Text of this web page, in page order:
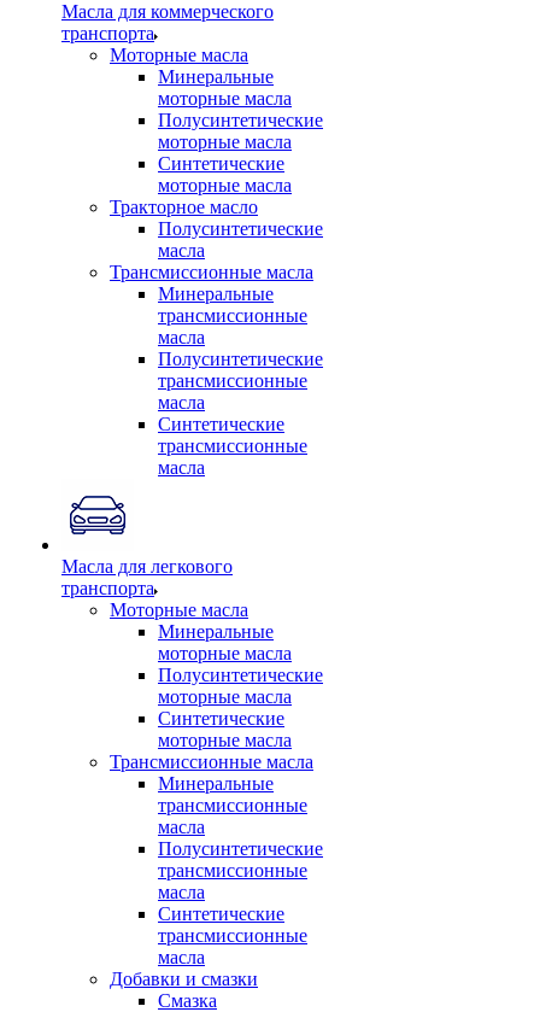
Масла для коммерческого
транспорта
Моторные масла
Минеральные
моторные масла
Полусинтетические
моторные масла
Синтетические
моторные масла
Тракторное масло
Полусинтетические
масла
Трансмиссионные масла
Минеральные
трансмиссионные
масла
Полусинтетические
трансмиссионные
масла
Синтетические
трансмиссионные
масла
Масла для легкового
транспорта
Моторные масла
Минеральные
моторные масла
Полусинтетические
моторные масла
Синтетические
моторные масла
Трансмиссионные масла
Минеральные
трансмиссионные
масла
Полусинтетические
трансмиссионные
масла
Синтетические
трансмиссионные
масла
Добавки и смазки
Смазка